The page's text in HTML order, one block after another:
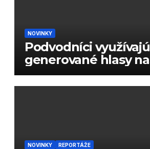
NOVINKY
Podvodníci využívajú
generované hlasy na
podvody
NOVINKY REPORTÁŽE